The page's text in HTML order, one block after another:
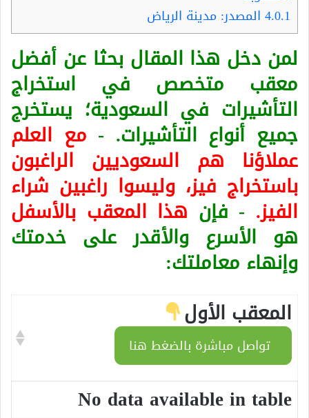
4.0.1 المصدر: مدينة الرياض
لمن دخل هذا المقال بحثا عن أفضل
معقب متخصص في استخراج
التأشيرات في السعودية؛ يستخرج
جميع أنواع التأشيرات. - مع العلم
عملاؤنا هم السعوديين الراغبون
باستخراج فيز، وليسوا راغبين شراء
الفيز. - فإن هذا المعقب بالأسفل
هو الأسرع والأقدر على خدمتك
وإنهاء معاملتك:
المعقب الأول
تواصل مباشرة بالضغط هنا
No data available in table